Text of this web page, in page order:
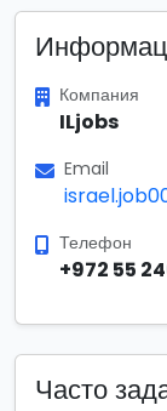
Компания
ILjobs
Email
Телефон
+972 55
Часто